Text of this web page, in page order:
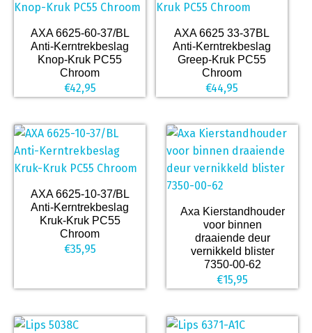
AXA 6625-60-37/BL
Anti-Kerntrekbeslag
Knop-Kruk PC55
Chroom
€42,95
AXA 6625 33-37BL
Anti-Kerntrekbeslag
Greep-Kruk PC55
Chroom
€44,95
AXA 6625-10-37/BL
Anti-Kerntrekbeslag
Kruk-Kruk PC55
Chroom
€35,95
Axa Kierstandhouder
voor binnen
draaiende deur
vernikkeld blister
7350-00-62
€15,95